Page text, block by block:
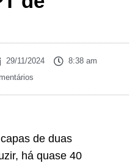
29/11/2024
8:38 am
de duas
há quase 40